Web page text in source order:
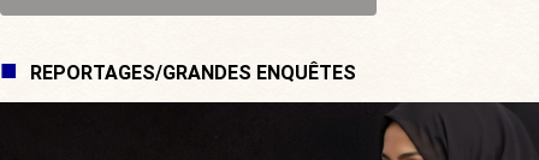
REPORTAGES/GRANDES ENQUÊTES